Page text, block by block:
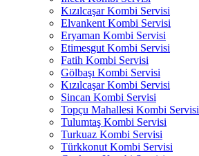
Kızılcaşar Kombi Servisi
Elvankent Kombi Servisi
Eryaman Kombi Servisi
Etimesgut Kombi Servisi
Fatih Kombi Servisi
Gölbaşı Kombi Servisi
Kızılcaşar Kombi Servisi
Sincan Kombi Servisi
Topçu Mahallesi Kombi Servisi
Tulumtaş Kombi Servisi
Turkuaz Kombi Servisi
Türkkonut Kombi Servisi